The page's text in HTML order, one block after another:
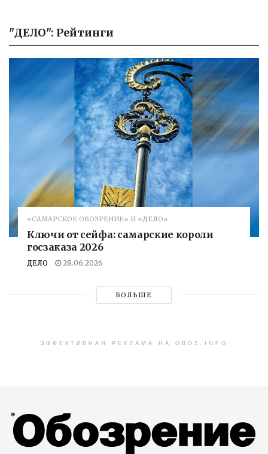
"ДЕЛО": Рейтинги
«САМАРСКОЕ ОБОЗРЕНИЕ» И «ДЕЛО»
Ключи от сейфа: самарские короли
госзаказа 2026
ДЕЛО 28.06.2026
БОЛЬШЕ
ЭФФЕКТИВНАЯ РЕКЛАМА НА OBOZ.INFO